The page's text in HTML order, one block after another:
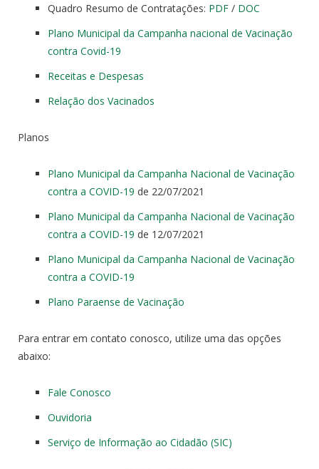
Quadro Resumo de Contratações: PDF / DOC
Plano Municipal da Campanha nacional de Vacinação
contra Covid-19
Receitas e Despesas
Relação dos Vacinados
Planos
Plano Municipal da Campanha Nacional de Vacinação
contra a COVID-19 de 22/07/2021
Plano Municipal da Campanha Nacional de Vacinação
contra a COVID-19 de 12/07/2021
Plano Municipal da Campanha Nacional de Vacinação
contra a COVID-19
Plano Paraense de Vacinação
Para entrar em contato conosco, utilize uma das opções
abaixo:
Fale Conosco
Ouvidoria
Serviço de Informação ao Cidadão (SIC)